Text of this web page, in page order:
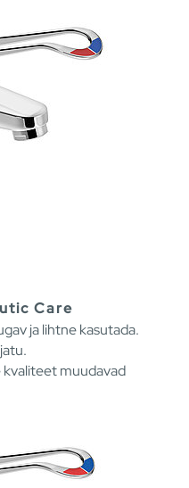
Care
ja lihtne kasutada.
kvaliteet muudavad